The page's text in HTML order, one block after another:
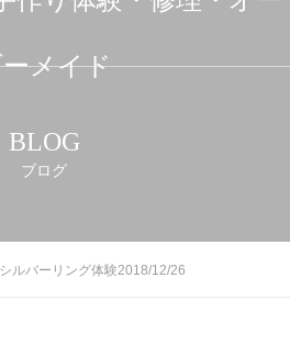
メイド
BLOG
ブログ
シルバーリング体験2018/12/26